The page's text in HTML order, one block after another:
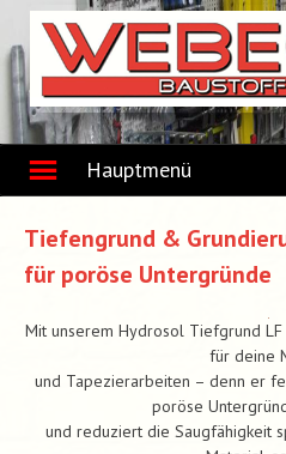
content
Hauptmenü
Tiefengrund &
für poröse Untergründe
Mit unserem Hydrosol Tiefgrund
für deine
und Tapezierarbeiten – denn er
poröse
und reduziert die Saugfähigkeit